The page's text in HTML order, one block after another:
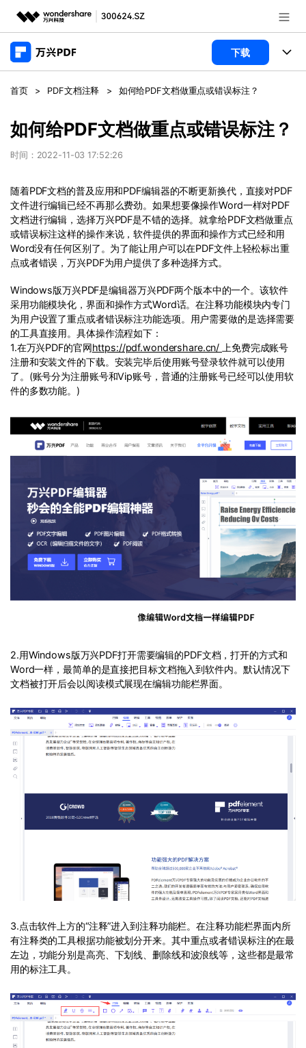
推荐产品
政企服务
新闻中心
关于万兴
加入我们
帮助中心
下载
产品
桌面端
万兴PDF Windows版
移动端
万兴PDF 安卓版
万兴PDF iOS版
PDF开发工具
万兴PDF SDK
申请试用
功能
PDF新功能
PDF合并工具
PDF转换器
PDF加密
PDF文件压缩
PDF签名
PDF批量工具
PDF提取页面
PDF表格
PDF页面调整
PDF文件创建
PDF注释
PDF OCR
商业合作
学校&教育
企业采购
经销商招募
帮助中心
产品支持
用户指南
常见问题
产品信息
更新日志
下载中心
产品资讯
02.转换PDF
登录 立即购买
首页 > PDF文档注释 > 如何给PDF文档做重点或错误标注？
如何给PDF文档做重点或错误标注？
时间：2022-11-03 17:52:26
随着PDF文档的普及应用和PDF编辑器的不断更新换代，直接对PDF
文件进行编辑已经不再那么费劲。如果想要像操作Word一样对PDF
文档进行编辑，选择万兴PDF是不错的选择。就拿给PDF文档做重点
或错误标注这样的操作来说，软件提供的界面和操作方式已经和用
Word没有任何区别了。为了能让用户可以在PDF文件上轻松标出重
点或者错误，万兴PDF为用户提供了多种选择方式。
Windows版万兴PDF是编辑器万兴PDF两个版本中的一个。该软件
采用功能模块化，界面和操作方式Word话。在注释功能模块内专门
为用户设置了重点或者错误标注功能选项。用户需要做的是选择需要
的工具直接用。具体操作流程如下：
1.在万兴PDF的官网https://pdf.wondershare.cn/ 上免费完成账号
注册和安装文件的下载。安装完毕后使用账号登录软件就可以使用
了。(账号分为注册账号和Vip账号，普通的注册账号已经可以使用软
件的多数功能。)
2.用Windows版万兴PDF打开需要编辑的PDF文档，打开的方式和
Word一样，最简单的是直接把目标文档拖入到软件内。默认情况下
文档被打开后会以阅读模式展现在编辑功能栏界面。
3.点击软件上方的“注释”进入到注释功能栏。在注释功能栏界面内所
有注释类的工具根据功能被划分开来。其中重点或者错误标注的在最
左边，功能分别是高亮、下划线、删除线和波浪线等，这些都是最常
用的标注工具。